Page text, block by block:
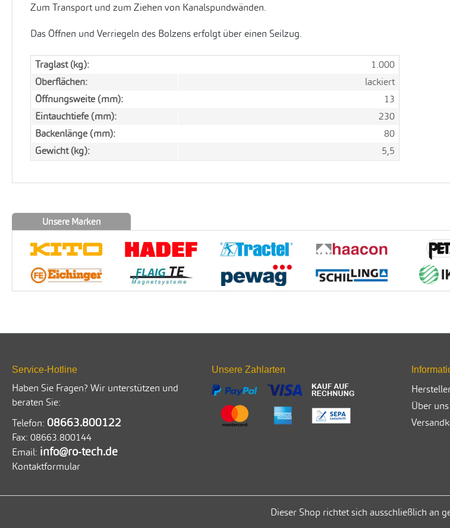
Zum Transport und zum Ziehen von Kanalspundwänden.
Das Öffnen und Verriegeln des Bolzens erfolgt über einen Seilzug.
Traglast (kg):
1.000
Oberflächen:
lackiert
Öffnungsweite (mm):
13
Eintauchtiefe (mm):
230
Backenlänge (mm):
80
Gewicht (kg):
5,5
Unsere Marken
Service-Hotline
Haben Sie Fragen? Wir unterstützen und
beraten Sie:
Telefon: 08663.800122
Fax: 08663.800144
Email: info@ro-tech.de
Kontaktformular
Unsere Zahlarten
Über uns
Dieser Shop richtet sich ausschließlich an